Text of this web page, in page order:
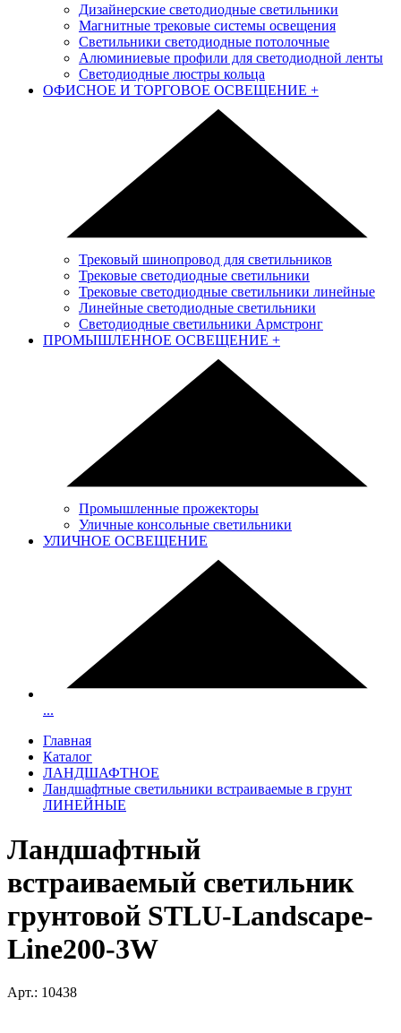
Дизайнерские светодиодные светильники
Магнитные трековые системы освещения
Светильники светодиодные потолочные
Алюминиевые профили для светодиодной ленты
Светодиодные люстры кольца
ОФИСНОЕ И ТОРГОВОЕ ОСВЕЩЕНИЕ +
Трековый шинопровод для светильников
Трековые светодиодные светильники
Трековые светодиодные светильники линейные
Линейные светодиодные светильники
Светодиодные светильники Армстронг
ПРОМЫШЛЕННОЕ ОСВЕЩЕНИЕ +
Промышленные прожекторы
Уличные консольные светильники
УЛИЧНОЕ ОСВЕЩЕНИЕ
...
Главная
Каталог
ЛАНДШАФТНОЕ
Ландшафтные светильники встраиваемые в грунт
ЛИНЕЙНЫЕ
Ландшафтный
встраиваемый светильник
грунтовой STLU-Landscape-
Line200-3W
Арт.: 10438